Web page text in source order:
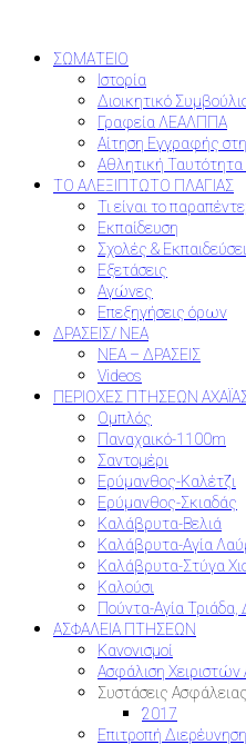
ΣΩΜΑΤΕΙΟ
Ιστορία
Διοικητικό
Γραφεία ΛΕΑΛΠΠΑ
Αίτηση Εγγραφής
Αθλητική
ΤΟ ΑΛΕΞΙΠΤΩΤΟ ΠΛΑΓΙΑΣ
Τι είναι το παραπέντε;
Εκπαίδευση
Σχολές &
Εξετάσεις
Αγώνες
Επεξηγήσεις όρων
ΔΡΑΣΕΙΣ/ ΝΕΑ
ΝΕΑ – ΔΡΑΣΕΙΣ
Videos
ΠΕΡΙΟΧΕΣ ΠΤΗΣΕΩΝ
Ομπλός
Παναχαικό-1100m
Σαντομέρι
Ερύμανθος-Καλέτζι
Ερύμανθος-Σκιαδάς
Καλάβρυτα-Βελιά
Καλάβρυτα-Αγία
Καλάβρυτα-Στύγα
Καλούσι
Πούντα-Αγία Τριάδα,
ΑΣΦΑΛΕΙΑ ΠΤΗΣΕΩΝ
Κανονισμοί
Ασφάλιση
Συστάσεις Ασφάλειας
2017
Επιτροπή